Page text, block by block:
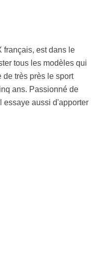
français, est dans le
tous les modèles qui
de très près le sport
ans. Passionné de
essaye aussi d'apporter